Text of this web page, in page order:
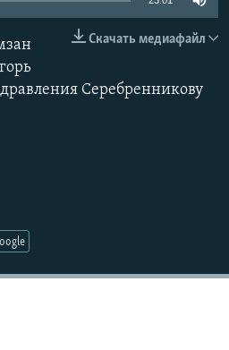
Скачать медиафайл
Серебренникову